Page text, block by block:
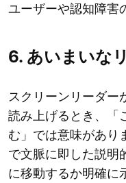
ユーザーや認知障害
6. あいまいな
スクリーンリーダー
読み上げるとき、「
む」では意味があり
で文脈に即した説明
に移動するか明確に